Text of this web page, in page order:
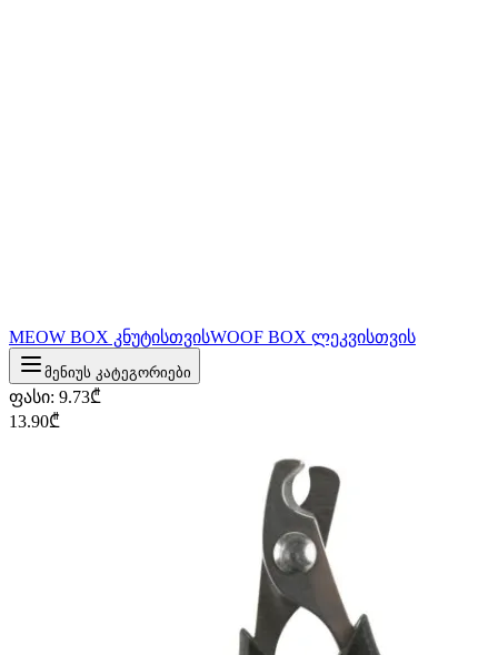
MEOW BOX კნუტისთვისWOOF BOX ლეკვისთვის
მენიუს კატეგორიები
ფასი: 9.73₾
13.90₾